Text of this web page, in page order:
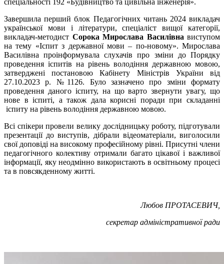
Завершила перший блок Педагогічних читань 2024 викладач
української мови і літератури, спеціаліст вищої категорії,
викладач-методист Сорока Мирослава Василівна виступом
на тему «Іспит з державної мови – по-новому». Мирослава
Василівна проінформувала слухачів про зміни до Порядку
проведення іспитів на рівень володіння державною мовою,
затверджені постановою Кабінету Міністрів України від
27.10.2023 р. №1126. Було зазначено про зміни формату
проведення даного іспиту, на що варто звернути увагу, що
нове в іспиті, а також дала корисні поради при складанні
іспиту на рівень володіння державною мовою.
Всі спікери провели велику дослідницьку роботу, підготували
презентації до виступів, дібрали відеоматеріали, виголосили
свої доповіді на високому професійному рівні. Присутні члени
педагогічного колективу отримали багато цікавої і важливої
інформації, яку неодмінно використають в освітньому процесі
та в повсякденному житті.
Любов ПРОТАСЕВИЧ,
секретар адміністративної ради